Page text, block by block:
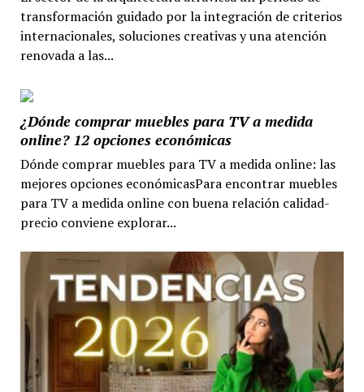
transformación guidado por la integración de criterios
internacionales, soluciones creativas y una atención
renovada a las...
¿Dónde comprar muebles para TV a medida
online? 12 opciones económicas
Dónde comprar muebles para TV a medida online: las
mejores opciones económicasPara encontrar muebles
para TV a medida online con buena relación calidad-
precio conviene explorar...